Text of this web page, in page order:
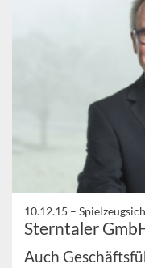
10.12.15 –
Sterntaler
Auch